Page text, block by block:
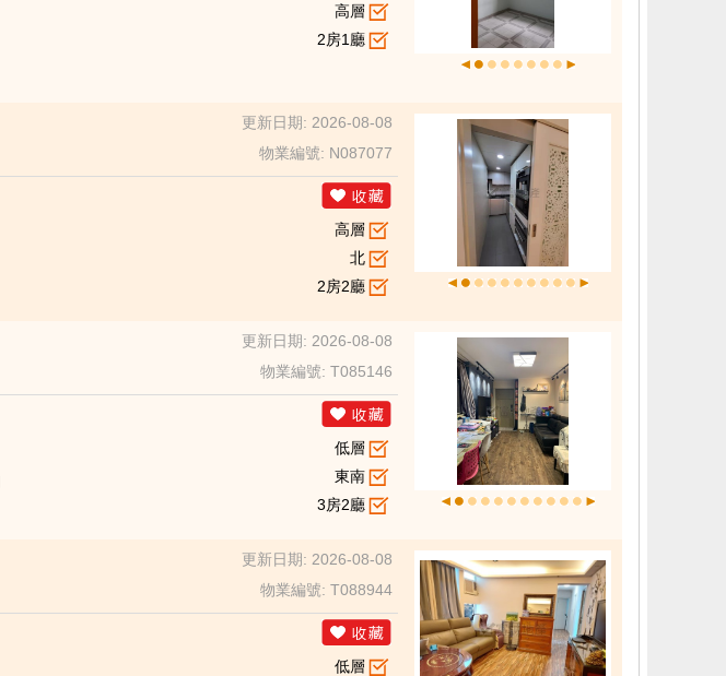
高層
2房1廳
更新日期: 2026-08-08
物業編號: N087077
高層
北
2房2廳
更新日期: 2026-08-08
物業編號: T085146
低層
東南
3房2廳
更新日期: 2026-08-08
物業編號: T088944
低層